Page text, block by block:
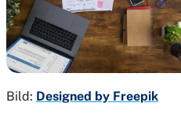
Bild: Designed by Freepik